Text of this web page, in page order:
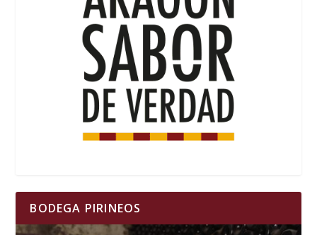
BODEGA PIRINEOS